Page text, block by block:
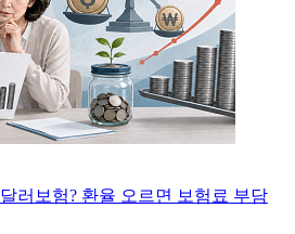
러보험? 환율 오르면 보험료 부담